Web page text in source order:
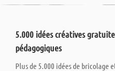
5.000 idées créatives
pédagogiques
Plus de 5.000 idées de bricolage